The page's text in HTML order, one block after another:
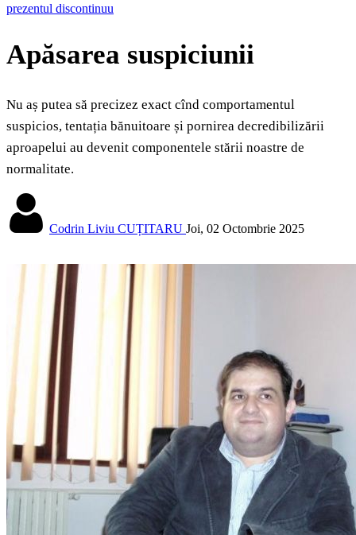
prezentul discontinuu
Apăsarea suspiciunii
Nu aș putea să precizez exact cînd comportamentul
suspicios, tentația bănuitoare și pornirea decredibilizării
aproapelui au devenit componentele stării noastre de
normalitate.
Codrin Liviu CUȚITARU Joi, 02 Octombrie 2025